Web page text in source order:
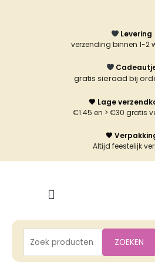
Levering
verzending binnen 1-2
gratis sieraad bij
🖤 Lage
€1.45 en > €30 gratis
🖤
Altijd feestelijk
Zoeken
naar:
ZOEKEN